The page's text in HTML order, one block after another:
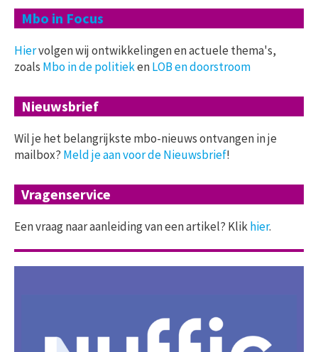
Mbo in Focus
Hiervolgen wij ontwikkelingen en actuele thema's,
zoals Mbo in de politiekenLOB en doorstroom
Nieuwsbrief
Wil je het belangrijkste mbo-nieuws ontvangen in je
mailbox? Meld je aan voor de Nieuwsbrief!
Vragenservice
Een vraag naar aanleiding van een artikel? Klikhier.